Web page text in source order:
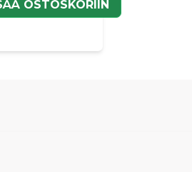
OSTOSKORIIN